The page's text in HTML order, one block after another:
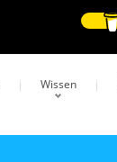
Wissen